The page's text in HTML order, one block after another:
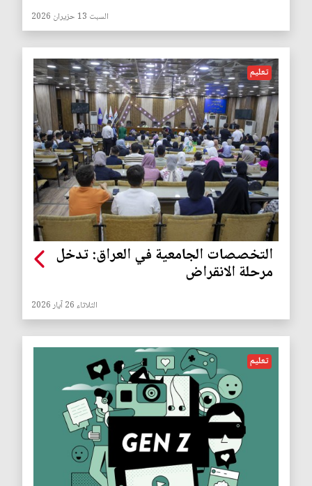
السبت 13 حزيران 2026
تعليم
التخصصات الجامعية في العراق: تدخل
مرحلة الانقراض
الثلاثاء 26 آيار 2026
تعليم